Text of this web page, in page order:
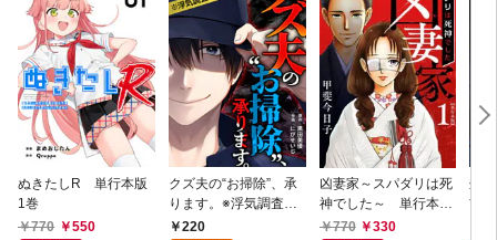
ぬきたしR 単行本版
1巻
770
550
クズ夫の“お掃除”、承
ります。※浮気調査、
無料サービス付き 1巻
220
凶妻家～スパダリは死
神でした～ 単行本版
1巻770 330
処
讐